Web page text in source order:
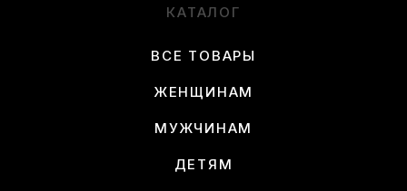
КАТАЛОГ
ВСЕ ТОВАРЫ
ЖЕНЩИНАМ
МУЖЧИНАМ
ДЕТЯМ